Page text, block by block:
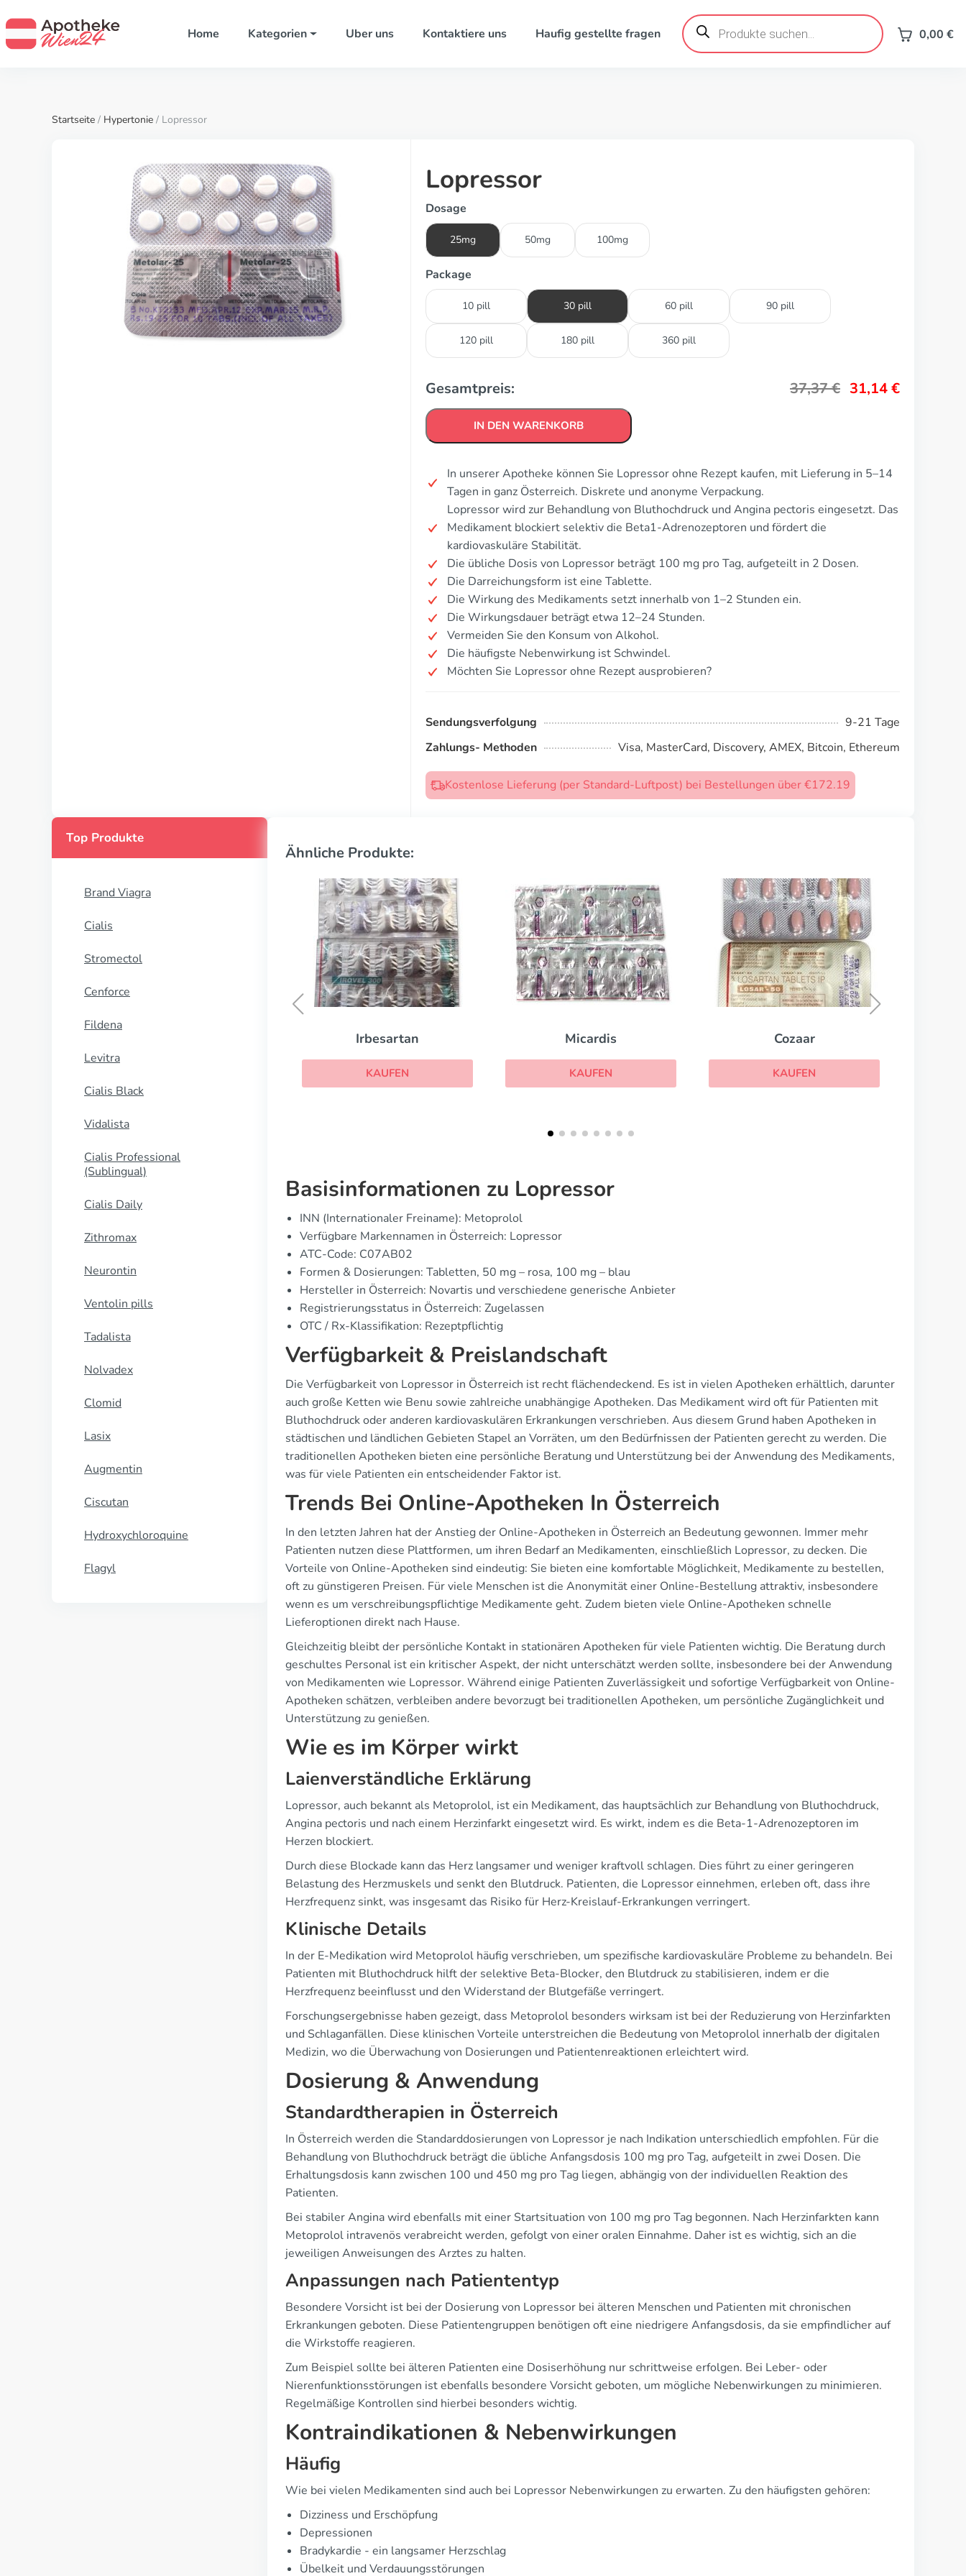
Home Kategorien Uber uns Kontaktiere uns Haufig gestellte fragen
Products
search 0,00 €
Startseite / Hypertonie / Lopressor
Lopressor
Dosage
25mg 50mg 100mg
Package
10 pill 30 pill 60 pill 90 pill
120 pill 180 pill 360 pill
Gesamtpreis: 37,37€ 31,14€
IN DEN WARENKORB
In unserer Apotheke können Sie Lopressor ohne Rezept kaufen, mit Lieferung in 5–14
Tagen in ganz Österreich. Diskrete und anonyme Verpackung.
Lopressor wird zur Behandlung von Bluthochdruck und Angina pectoris eingesetzt. Das
Medikament blockiert selektiv die Beta1-Adrenozeptoren und fördert die
kardiovaskuläre Stabilität.
Die übliche Dosis von Lopressor beträgt 100 mg pro Tag, aufgeteilt in 2 Dosen.
Die Darreichungsform ist eine Tablette.
Die Wirkung des Medikaments setzt innerhalb von 1–2 Stunden ein.
Die Wirkungsdauer beträgt etwa 12–24 Stunden.
Vermeiden Sie den Konsum von Alkohol.
Die häufigste Nebenwirkung ist Schwindel.
Möchten Sie Lopressor ohne Rezept ausprobieren?
Sendungsverfolgung
9-21 Tage
Zahlungs- Methoden
Visa, MasterCard, Discovery, AMEX, Bitcoin, Ethereum
Kostenlose Lieferung (per Standard-Luftpost) bei Bestellungen über €172.19
Top Produkte
Brand Viagra
Cialis
Stromectol
Cenforce
Fildena
Levitra
Cialis Black
Vidalista
Cialis Professional
(Sublingual)
Cialis Daily
Zithromax
Neurontin
Ventolin pills
Tadalista
Nolvadex
Clomid
Lasix
Augmentin
Ciscutan
Hydroxychloroquine
Flagyl
Ähnliche Produkte:
Micardis
KAUFEN
Cozaar
KAUFEN
Inderal
KAUFEN
Basisinformationen zu Lopressor
INN (Internationaler Freiname): Metoprolol
Verfügbare Markennamen in Österreich: Lopressor
ATC-Code: C07AB02
Formen & Dosierungen: Tabletten, 50 mg – rosa, 100 mg – blau
Hersteller in Österreich: Novartis und verschiedene generische Anbieter
Registrierungsstatus in Österreich: Zugelassen
OTC / Rx-Klassifikation: Rezeptpflichtig
Verfügbarkeit & Preislandschaft
Die Verfügbarkeit von Lopressor in Österreich ist recht flächendeckend. Es ist in vielen Apotheken erhältlich, darunter
auch große Ketten wie Benu sowie zahlreiche unabhängige Apotheken. Das Medikament wird oft für Patienten mit
Bluthochdruck oder anderen kardiovaskulären Erkrankungen verschrieben. Aus diesem Grund haben Apotheken in
städtischen und ländlichen Gebieten Stapel an Vorräten, um den Bedürfnissen der Patienten gerecht zu werden. Die
traditionellen Apotheken bieten eine persönliche Beratung und Unterstützung bei der Anwendung des Medikaments,
was für viele Patienten ein entscheidender Faktor ist.
Trends Bei Online-Apotheken In Österreich
In den letzten Jahren hat der Anstieg der Online-Apotheken in Österreich an Bedeutung gewonnen. Immer mehr
Patienten nutzen diese Plattformen, um ihren Bedarf an Medikamenten, einschließlich Lopressor, zu decken. Die
Vorteile von Online-Apotheken sind eindeutig: Sie bieten eine komfortable Möglichkeit, Medikamente zu bestellen,
oft zu günstigeren Preisen. Für viele Menschen ist die Anonymität einer Online-Bestellung attraktiv, insbesondere
wenn es um verschreibungspflichtige Medikamente geht. Zudem bieten viele Online-Apotheken schnelle
Lieferoptionen direkt nach Hause.
Gleichzeitig bleibt der persönliche Kontakt in stationären Apotheken für viele Patienten wichtig. Die Beratung durch
geschultes Personal ist ein kritischer Aspekt, der nicht unterschätzt werden sollte, insbesondere bei der Anwendung
von Medikamenten wie Lopressor. Während einige Patienten Zuverlässigkeit und sofortige Verfügbarkeit von Online-
Apotheken schätzen, verbleiben andere bevorzugt bei traditionellen Apotheken, um persönliche Zugänglichkeit und
Unterstützung zu genießen.
Wie es im Körper wirkt
Laienverständliche Erklärung
Lopressor, auch bekannt als Metoprolol, ist ein Medikament, das hauptsächlich zur Behandlung von Bluthochdruck,
Angina pectoris und nach einem Herzinfarkt eingesetzt wird. Es wirkt, indem es die Beta-1-Adrenozeptoren im
Herzen blockiert.
Durch diese Blockade kann das Herz langsamer und weniger kraftvoll schlagen. Dies führt zu einer geringeren
Belastung des Herzmuskels und senkt den Blutdruck. Patienten, die Lopressor einnehmen, erleben oft, dass ihre
Herzfrequenz sinkt, was insgesamt das Risiko für Herz-Kreislauf-Erkrankungen verringert.
Klinische Details
In der E-Medikation wird Metoprolol häufig verschrieben, um spezifische kardiovaskuläre Probleme zu behandeln. Bei
Patienten mit Bluthochdruck hilft der selektive Beta-Blocker, den Blutdruck zu stabilisieren, indem er die
Herzfrequenz beeinflusst und den Widerstand der Blutgefäße verringert.
Forschungsergebnisse haben gezeigt, dass Metoprolol besonders wirksam ist bei der Reduzierung von Herzinfarkten
und Schlaganfällen. Diese klinischen Vorteile unterstreichen die Bedeutung von Metoprolol innerhalb der digitalen
Medizin, wo die Überwachung von Dosierungen und Patientenreaktionen erleichtert wird.
Dosierung & Anwendung
Standardtherapien in Österreich
In Österreich werden die Standarddosierungen von Lopressor je nach Indikation unterschiedlich empfohlen. Für die
Behandlung von Bluthochdruck beträgt die übliche Anfangsdosis 100 mg pro Tag, aufgeteilt in zwei Dosen. Die
Erhaltungsdosis kann zwischen 100 und 450 mg pro Tag liegen, abhängig von der individuellen Reaktion des
Patienten.
Bei stabiler Angina wird ebenfalls mit einer Startsituation von 100 mg pro Tag begonnen. Nach Herzinfarkten kann
Metoprolol intravenös verabreicht werden, gefolgt von einer oralen Einnahme. Daher ist es wichtig, sich an die
jeweiligen Anweisungen des Arztes zu halten.
Anpassungen nach Patiententyp
Besondere Vorsicht ist bei der Dosierung von Lopressor bei älteren Menschen und Patienten mit chronischen
Erkrankungen geboten. Diese Patientengruppen benötigen oft eine niedrigere Anfangsdosis, da sie empfindlicher auf
die Wirkstoffe reagieren.
Zum Beispiel sollte bei älteren Patienten eine Dosiserhöhung nur schrittweise erfolgen. Bei Leber- oder
Nierenfunktionsstörungen ist ebenfalls besondere Vorsicht geboten, um mögliche Nebenwirkungen zu minimieren.
Regelmäßige Kontrollen sind hierbei besonders wichtig.
Kontraindikationen & Nebenwirkungen
Häufig
Wie bei vielen Medikamenten sind auch bei Lopressor Nebenwirkungen zu erwarten. Zu den häufigsten gehören:
Dizziness und Erschöpfung
Depressionen
Bradykardie - ein langsamer Herzschlag
Übelkeit und Verdauungsstörungen